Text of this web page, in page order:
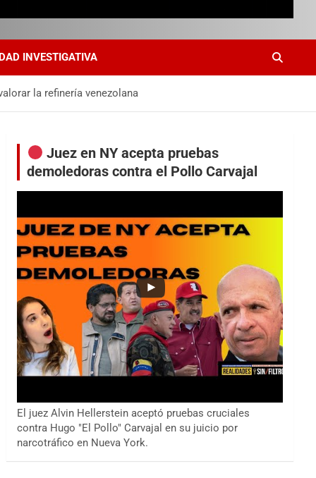
INVESTIGATIVA
la refinería venezolana
Juez en NY acepta pruebas
demoledoras contra el Pollo Carvajal
El juez Alvin Hellerstein aceptó pruebas cruciales
contra Hugo "El Pollo" Carvajal en su juicio por
narcotráfico en Nueva York.